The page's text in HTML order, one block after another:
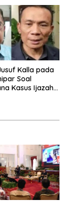
Kalla pada
Soal
Kasus Ijazah